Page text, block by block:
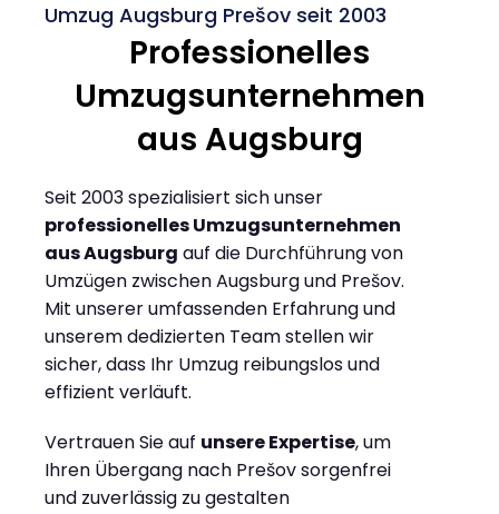
Umzug Augsburg Prešov seit 2003
Professionelles
Umzugsunternehmen
aus Augsburg
Seit 2003 spezialisiert sich unser
professionelles Umzugsunternehmen
aus Augsburg auf die Durchführung von
Umzügen zwischen Augsburg und Prešov.
Mit unserer umfassenden Erfahrung und
unserem dedizierten Team stellen wir
sicher, dass Ihr Umzug reibungslos und
effizient verläuft.
Vertrauen Sie auf unsere Expertise, um
Ihren Übergang nach Prešov sorgenfrei
und zuverlässig zu gestalten